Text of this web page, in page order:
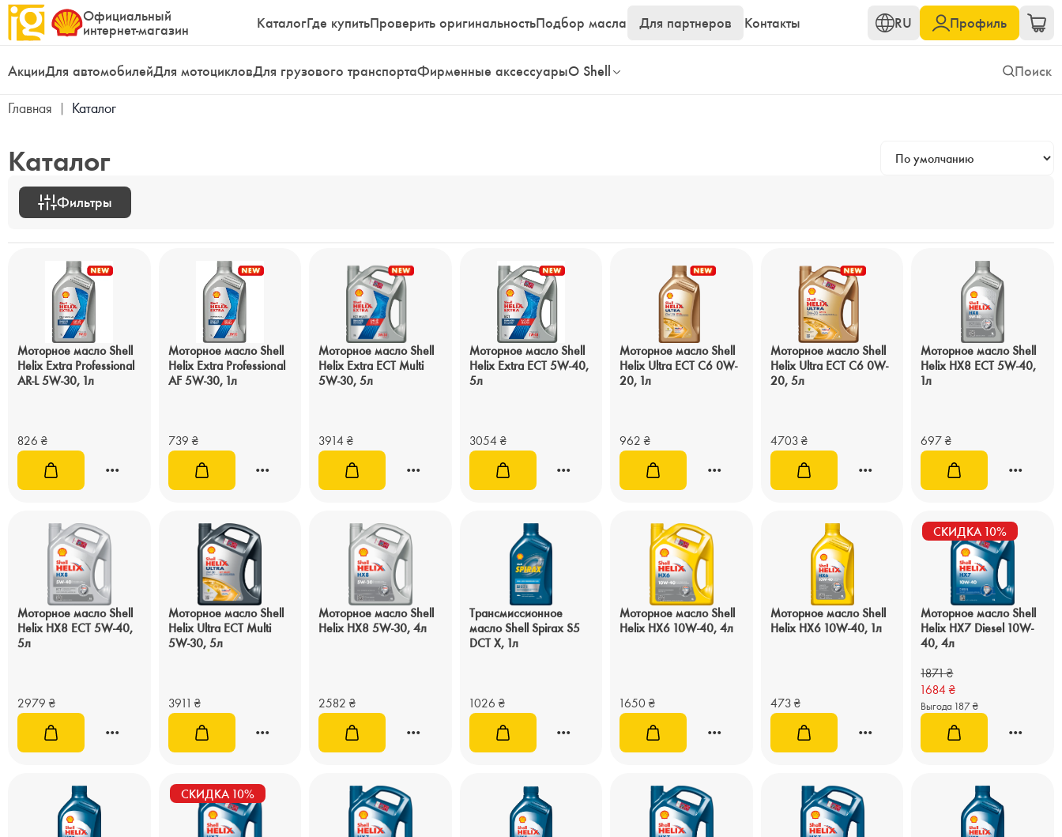
Официальный
интернет-магазин
КаталогГде купитьПроверить оригинальностьПодбор масла Для партнеров Контакты RU Профиль
АкцииДля автомобилейДля мотоцикловДля грузового транспортаФирменные аксессуарыО Shell
Главная | Каталог
Каталог
Фильтры
Моторное масло Shell
Helix Extra Professional
AR-L 5W-30, 1л
826 ₴
Моторное масло Shell
Helix Extra Professional
AF 5W-30, 1л
739 ₴
Моторное масло Shell
Helix Extra ECT Multi
5W-30, 5л
3914 ₴
Моторное масло Shell
Helix Extra ECT 5W-40,
5л
3054 ₴
Моторное масло Shell
Helix Ultra ECT C6 0W-
20, 1л
962 ₴
Моторное масло Shell
Helix Ultra ECT C6 0W-
20, 5л
4703₴
Моторное масло Shell
Helix HX8 ECT 5W-40,
1л
697₴
Моторное масло Shell
Helix HX8 ECT 5W-40,
5л
2979 ₴
Моторное масло Shell
Helix Ultra ECT Multi
5W-30, 5л
3911 ₴
Моторное масло Shell
Helix HX8 5W-30, 4л
2582 ₴
Трансмиссионное
масло Shell Spirax S5
DCT X, 1л
1026 ₴
Моторное масло Shell
Helix HX6 10W-40, 4л
1650 ₴
Моторное масло Shell
Helix HX6 10W-40, 1л
473₴
СКИДКА 10%
Моторное масло Shell
Helix HX7 Diesel 10W-
40, 4л
1871₴
1684 ₴
Выгода 187 ₴
СКИДКА 10%